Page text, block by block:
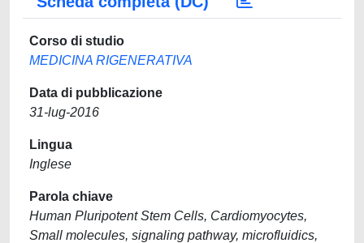
Corso di studio
MEDICINA RIGENERATIVA
Data di pubblicazione
31-lug-2016
Lingua
Inglese
Parola chiave
Human Pluripotent Stem Cells, Cardiomyocytes,
Small molecules, signaling pathway, microfluidics,